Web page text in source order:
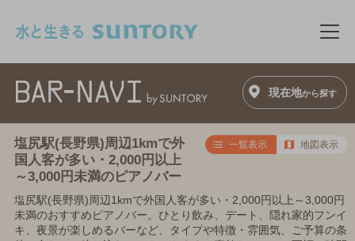
メ
現在地から探す
塩尻駅(長野県)周辺1kmで外
国人客が多い・2,000円以上
～3,000円未満のピアノバー
一覧表示 地図表示
塩尻駅(長野県)周辺1kmで外国人客が多い・2,000円以上～3,000円
未満のおすすめピアノバー。ひとり飲み、デート、隠れ家的フンイ
キ、夜景が楽しめるバーなど、タイプや特徴・雰囲気、ご予算の条